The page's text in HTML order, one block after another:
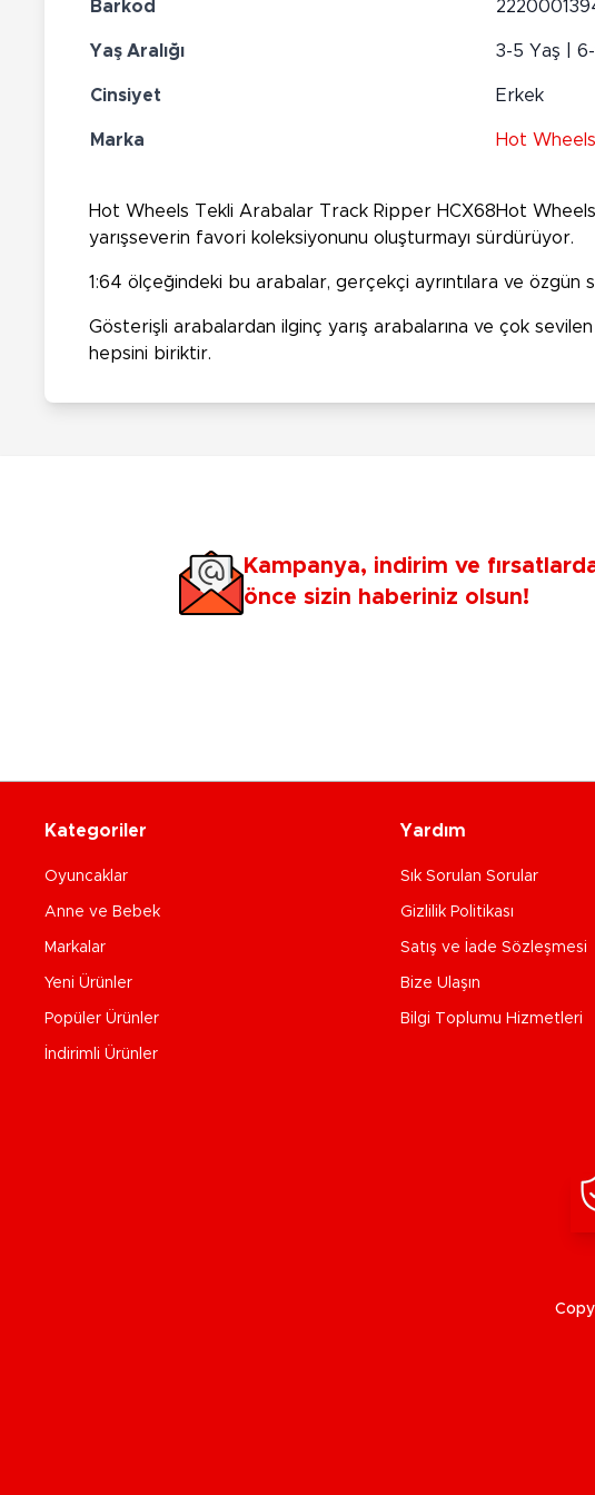
Barkod
Yaş Aralığı 3-5 Yaş |
Cinsiyet Erkek
Marka Hot Wheels
Hot Wheels Tekli Arabalar Track Ripper HCX68Hot
yarışseverin favori koleksiyonunu oluşturmayı sürdürüyor.
1:64 ölçeğindeki bu arabalar, gerçekçi ayrıntılara ve özgün
Gösterişli arabalardan ilginç yarış arabalarına ve çok
hepsini biriktir.
Kampanya, indirim ve
önce sizin haberiniz olsun!
Kategoriler
Oyuncaklar
Anne ve Bebek
Markalar
Yeni Ürünler
Popüler Ürünler
İndirimli Ürünler
Yardım
Sık Sorulan Sorular
Gizlilik Politikası
Satış ve İade Sözleşmesi
Bize Ulaşın
Bilgi Toplumu Hizmetleri